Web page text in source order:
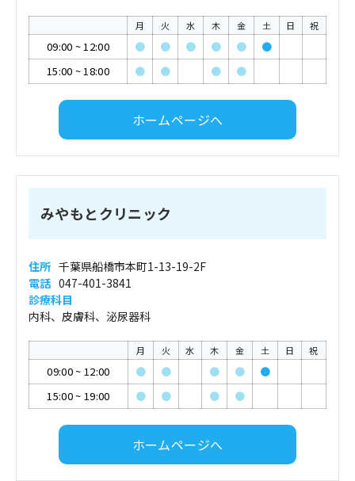
月 火 水 木 金 土 日 祝
09:00 ~12:00 ● ● ● ● ●
●
15:00 ~18:00 ● ● ● ●
ホームページへ
みやもとクリニック
住所 千葉県船橋市本町1-13-19-2F
電話 047-401-3841
診療科目
内科、皮膚科、泌尿器科
月 火 水 木 金 土 日 祝
09:00~ 12:00 ● ● ● ●
●
15:00~ 19:00 ● ● ● ●
ホームページへ